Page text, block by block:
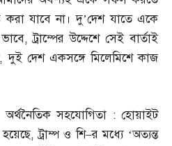
যাবে না। দু’দেশ যাতে একে
,ট্রাম্পের উদ্দেশে সেই বার্তাই
,দুই দেশ একসঙ্গে মিলেমিশে কাজ
সহযোগিতা :হোয়াইট
,ট্রাম্প ও শি–র মধ্যে ‘অত্যন্ত